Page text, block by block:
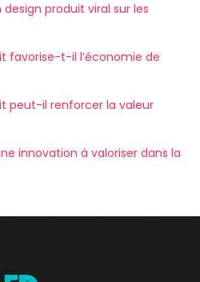
produit viral sur les
favorise-t-il l’économie de
peut-il renforcer la valeur
innovation à valoriser dans la